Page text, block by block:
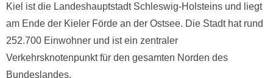
Kiel ist die Landeshauptstadt Schleswig-Holsteins und liegt
am Ende der Kieler Förde an der Ostsee. Die Stadt hat rund
252.700 Einwohner und ist ein zentraler
Verkehrsknotenpunkt für den gesamten Norden des
Bundeslandes.